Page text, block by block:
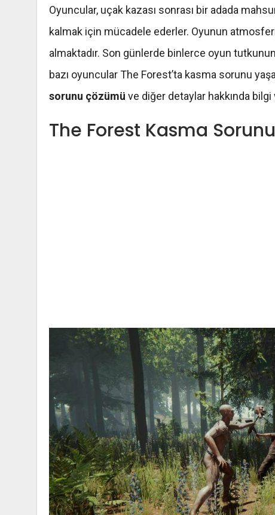
Oyuncular, uçak kazası sonrası bir adada
kalmak için mücadele ederler. Oyunun
almaktadır. Son günlerde binlerce oyun
bazı oyuncular The Forest’ta kasma sorunu
sorunu çözümü ve diğer detaylar hakkında
The Forest Kasma